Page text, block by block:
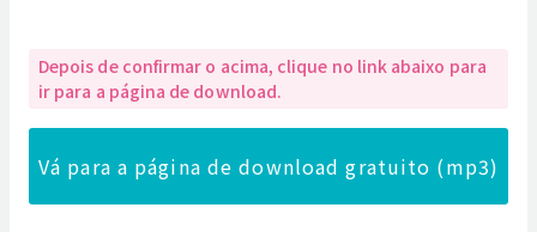
Depois de confirmar o acima, clique no link abaixo para
ir para a página de download.
Vá para a página de download gratuito (mp3)